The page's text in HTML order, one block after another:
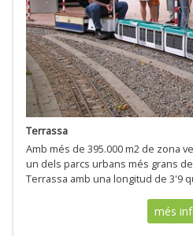
Terrassa
Amb més de 395.000 m2 de zona
un dels parcs urbans més grans
Terrassa amb una longitud de 3'9
més